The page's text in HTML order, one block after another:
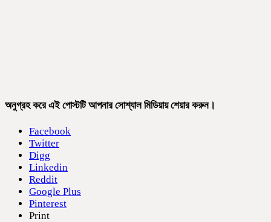
অনুগ্রহ করে এই পোস্টটি আপনার সোশ্যাল মিডিয়ায় শেয়ার করুন।
Facebook
Twitter
Digg
Linkedin
Reddit
Google Plus
Pinterest
Print